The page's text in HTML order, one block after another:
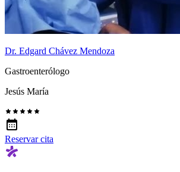
Dr. Edgard Chávez Mendoza
Gastroenterólogo
Jesús María
Reservar cita